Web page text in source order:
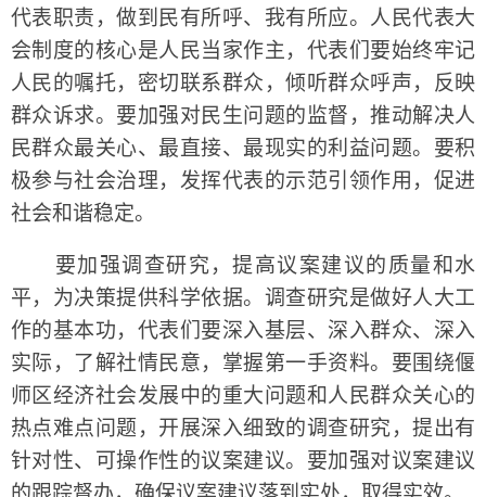
代表职责，做到民有所呼、我有所应。人民代表大
会制度的核心是人民当家作主，代表们要始终牢记
人民的嘱托，密切联系群众，倾听群众呼声，反映
群众诉求。要加强对民生问题的监督，推动解决人
民群众最关心、最直接、最现实的利益问题。要积
极参与社会治理，发挥代表的示范引领作用，促进
社会和谐稳定。
要加强调查研究，提高议案建议的质量和水
平，为决策提供科学依据。调查研究是做好人大工
作的基本功，代表们要深入基层、深入群众、深入
实际，了解社情民意，掌握第一手资料。要围绕偃
师区经济社会发展中的重大问题和人民群众关心的
热点难点问题，开展深入细致的调查研究，提出有
针对性、可操作性的议案建议。要加强对议案建议